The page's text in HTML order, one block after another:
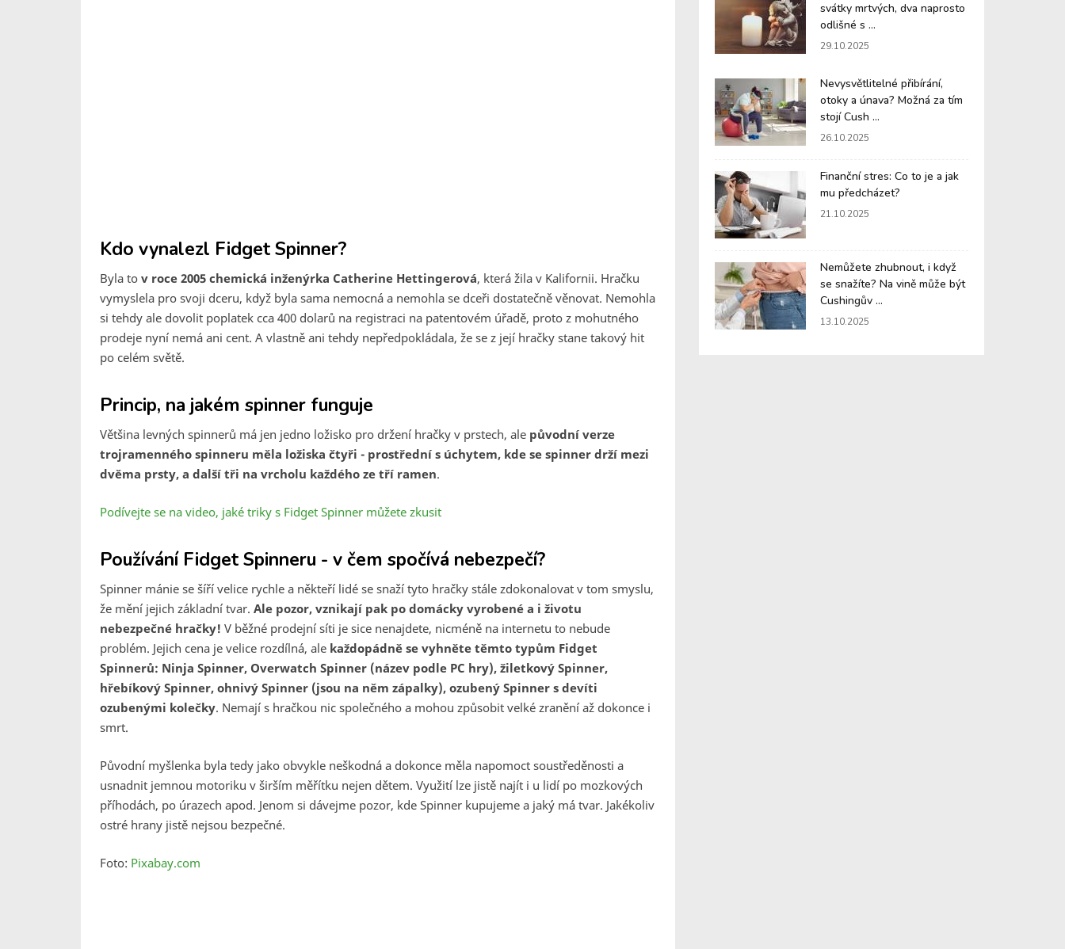
Kdo vynalezl Fidget Spinner?
Byla to v roce 2005 chemická inženýrka Catherine Hettingerová, která žila v Kalifornii. Hračku
vymyslela pro svoji dceru, když byla sama nemocná a nemohla se dceři dostatečně věnovat. Nemohla
si tehdy ale dovolit poplatek cca 400 dolarů na registraci na patentovém úřadě, proto z mohutného
prodeje nyní nemá ani cent. A vlastně ani tehdy nepředpokládala, že se z její hračky stane takový hit
po celém světě.
Princip, na jakém spinner funguje
Většina levných spinnerů má jen jedno ložisko pro držení hračky v prstech, ale původní verze
trojramenného spinneru měla ložiska čtyři - prostřední s úchytem, kde se spinner drží mezi
dvěma prsty, a další tři na vrcholu každého ze tří ramen.
Podívejte se na video, jaké triky s Fidget Spinner můžete zkusit
Používání Fidget Spinneru - v čem spočívá nebezpečí?
Spinner mánie se šíří velice rychle a někteří lidé se snaží tyto hračky stále zdokonalovat v tom smyslu,
že mění jejich základní tvar. Ale pozor, vznikají pak po domácky vyrobené a i životu
nebezpečné hračky! V běžné prodejní síti je sice nenajdete, nicméně na internetu to nebude
problém. Jejich cena je velice rozdílná, ale každopádně se vyhněte těmto typům Fidget
Spinnerů: Ninja Spinner, Overwatch Spinner (název podle PC hry), žiletkový Spinner,
hřebíkový Spinner, ohnivý Spinner (jsou na něm zápalky), ozubený Spinner s devíti
ozubenými kolečky. Nemají s hračkou nic společného a mohou způsobit velké zranění až dokonce i
smrt.
Původní myšlenka byla tedy jako obvykle neškodná a dokonce měla napomoct soustředěnosti a
usnadnit jemnou motoriku v širším měřítku nejen dětem. Využití lze jistě najít i u lidí po mozkových
příhodách, po úrazech apod. Jenom si dávejme pozor, kde Spinner kupujeme a jaký má tvar. Jakékoliv
ostré hrany jistě nejsou bezpečné.
Foto: Pixabay.com
svátky mrtvých, dva naprosto
odlišné s ...
29.10.2025
Nevysvětlitelné přibírání,
otoky a únava? Možná za tím
stojí Cush ...
26.10.2025
Finanční stres: Co to je a jak
mu předcházet?
21.10.2025
Nemůžete zhubnout, i když
se snažíte? Na vině může být
Cushingův ...
13.10.2025